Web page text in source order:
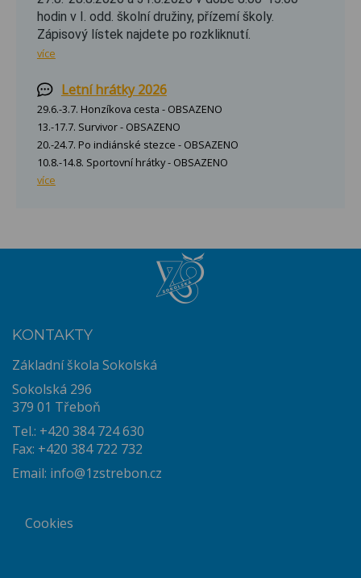
hodin v I. odd. školní družiny, přízemí školy.
Zápisový lístek najdete po rozkliknutí.
více
Letní hrátky 2026
29.6.-3.7. Honzíkova cesta - OBSAZENO
13.-17.7. Survivor - OBSAZENO
20.-24.7. Po indiánské stezce - OBSAZENO
10.8.-14.8. Sportovní hrátky - OBSAZENO
více
KONTAKTY
Základní škola Sokolská
Sokolská 296
379 01 Třeboň
Tel.: +420 384 724 630
Fax: +420 384 722 732
Email: info@1zstrebon.cz
Cookies